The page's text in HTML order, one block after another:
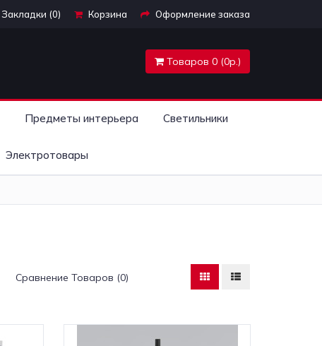
Закладки (0) Корзина Оформление заказа
Товаров 0 (0р.)
Предметы интерьера Светильники
Электротовары
Сравнение Товаров (0)